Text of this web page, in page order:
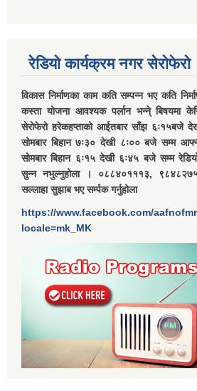
रेडियो कार्यक्रम नगर सेरोफेरो
विकास निर्माणका काम कति सम्पन्न भए कति
कस्ता योजना आवश्यक पर्लान भन्ने् बिषयमा
सेरोफेरो हरेकहप्ताको आईतबार साँझ ६ः१५बजे
सोमबार बिहान ७ः३० देखी ८ः०० बजे सम्म
सोमबार बिहान ६ः१५ देखी ६ः४५ बजे सम्म
सुन्न नभुल्नुहोला । ०८८४०१११३,
सल्लाहा सुझाब भए सर्म्पक गर्नुहोला
https://www.facebook.com/
locale=mk_MK